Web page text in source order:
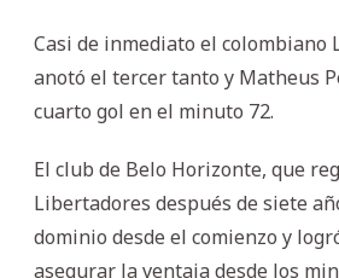
Casi de inmediato el colombiano
anotó el tercer tanto y Matheus
cuarto gol en el minuto 72.
El club de Belo Horizonte, que
Libertadores después de siete
dominio desde el comienzo y
asegurar la ventaja desde los